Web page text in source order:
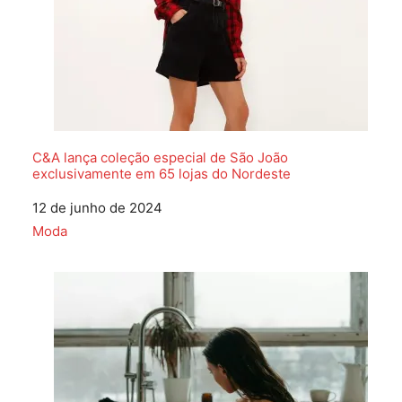
C&A lança coleção especial de São João
exclusivamente em 65 lojas do Nordeste
Data
12 de junho de 2024
Em relação a
Moda